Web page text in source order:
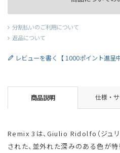
分割払いのご利用について
返品について
レビューを書く【 1000ポイント進呈
商品説明 仕様・
Remix 3は、Giulio Ridolfo（ジュリ
された、並外れた深みのある色が特